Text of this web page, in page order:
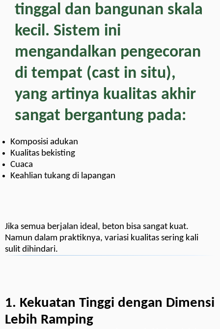
tinggal dan bangunan skala
kecil. Sistem ini
mengandalkan pengecoran
di tempat (cast in situ),
yang artinya kualitas akhir
sangat bergantung pada:
Komposisi adukan
Kualitas bekisting
Cuaca
Keahlian tukang di lapangan
Jika semua berjalan ideal, beton bisa sangat kuat.
Namun dalam praktiknya, variasi kualitas sering kali
sulit dihindari.
1. Kekuatan Tinggi dengan Dimensi
Lebih Ramping